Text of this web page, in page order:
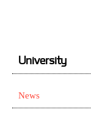
University
News